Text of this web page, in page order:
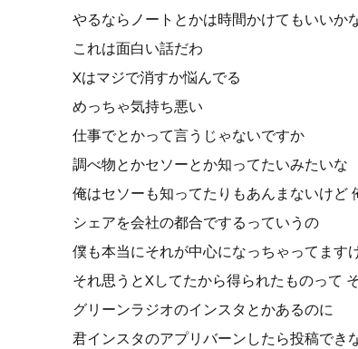
やるならノートとかは時間かけてもいいか
これは面白い話だわ
Xはマジで消すか悩んでる
めっちゃ気持ち悪い
仕事でとかって言うじゃないですか
調べ物とかセソーとか知ってたいみたいな
俺はセソーも知ってたりもあんまないけど
シェアを会社の都合でするっていうの
僕も本当にそれが中心になっちゃってます
それ思うとXしてたから得られたものって
グリーンラジオのインスタとかあるのに
君インスタのアプリバーンしたら投稿でき